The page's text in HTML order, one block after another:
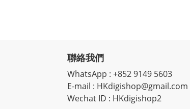
聯絡我們
WhatsApp : +852 9149 5603
E-mail : HKdigishop@gmail.com
Wechat ID : HKdigishop2